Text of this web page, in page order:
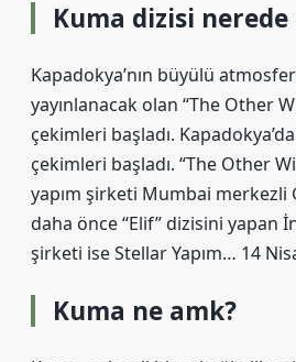
Kuma dizisi
Kapadokya’nın büyülü
yayınlanacak olan “The Other
çekimleri başladı.
çekimleri başladı. “The Other
yapım şirketi Mumbai merkezli
daha önce “Elif” dizisini yapan
şirketi ise Stellar Yapım… 14
Kuma ne amk?